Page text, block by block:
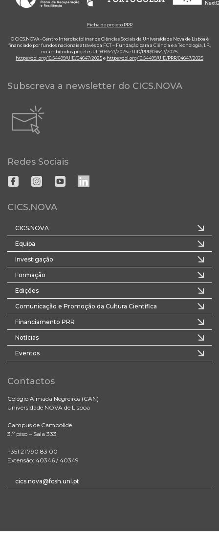
Ficha de projeto PRR
O CICS.NOVA - Centro Interdisciplinar de Ciências Sociais da Universidade Nova de Lisboa é
financiado por fundos nacionais através da FCT – Fundação para a Ciência e a Tecnologia, I.P.,
no âmbito dos projetos UID/04647/2025 e UID/PRR/04647/2025.
https://doi.org/10.54499/UID/04647/2025e https://doi.org/10.54499/UID/PRR/04647/2025
Subscreva a newsletter do CICS.NOVA
Redes Sociais
CICS.NOVA
CICS.NOVA
Equipa
Investigação
Formação
Edições
Comunicação e Promoção da Cultura Científica
Financiamento PRR
Notícias
Eventos
Contactos
Colégio Almada Negreiros (CAN)
Universidade NOVA de Lisboa
Campus de Campolide
3.º piso – Sala 333
+351 21 790 83 00
Extensão: 40346 / 40349
cics.nova@fcsh.unl.pt